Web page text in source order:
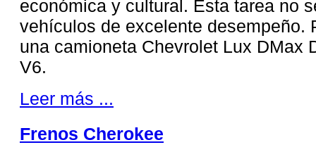
económica y cultural. Esta tarea no
vehículos de excelente desempeño.
una camioneta Chevrolet Lux DMax
V6.
Leer más ...
Frenos Cherokee